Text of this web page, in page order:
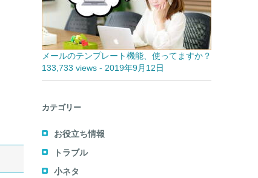
メールのテンプレート機能、使ってますか？
133,733 views - 2019年9月12日
カテゴリー
お役立ち情報
トラブル
小ネタ